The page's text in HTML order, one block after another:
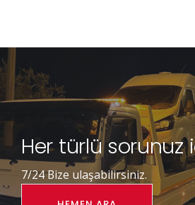
Her türlü sorunuz
7/24 Bize ulaşabilirsiniz.